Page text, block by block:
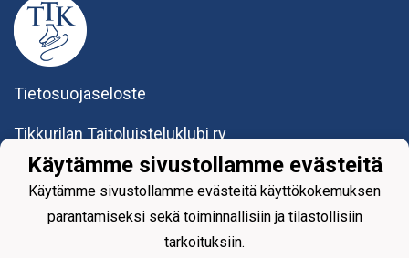
Tietosuojaseloste
Tikkurilan Taitoluisteluklubi ry
Käytämme sivustollamme evästeitä
Käytämme sivustollamme evästeitä käyttökokemuksen
parantamiseksi sekä toiminnallisiin ja tilastollisiin
tarkoituksiin.